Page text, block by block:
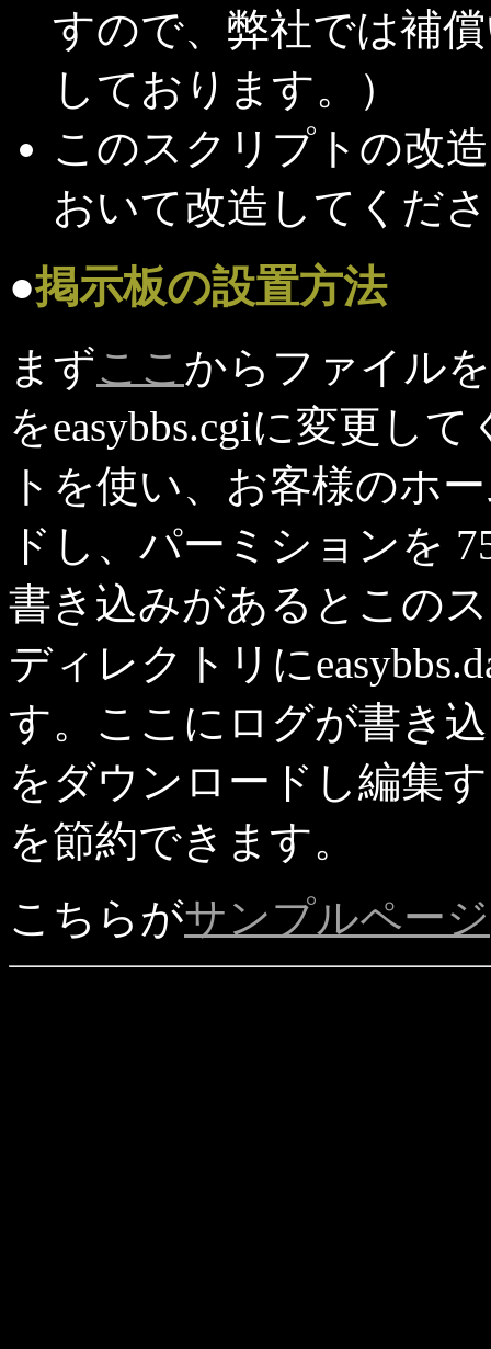
すので、弊社では補
しております。）
このスクリプトの改
おいて改造してくだ
●掲示板の設置方法
まずここ からファイル
をeasybbs.cgiに変更し
トを使い、お客様のホ
ドし、パーミションを
書き込みがあるとこの
ディレクトリに
す。ここにログが書き
をダウンロードし編集
を節約できます。
こちらがサンプルページ